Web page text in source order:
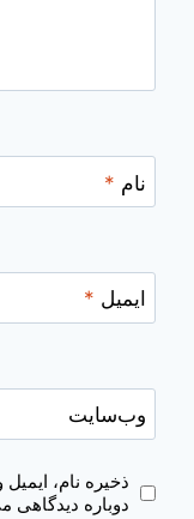
نام *
ایمیل *
وب‌سایت
ذخیره نام،
دوباره دیدگاهی